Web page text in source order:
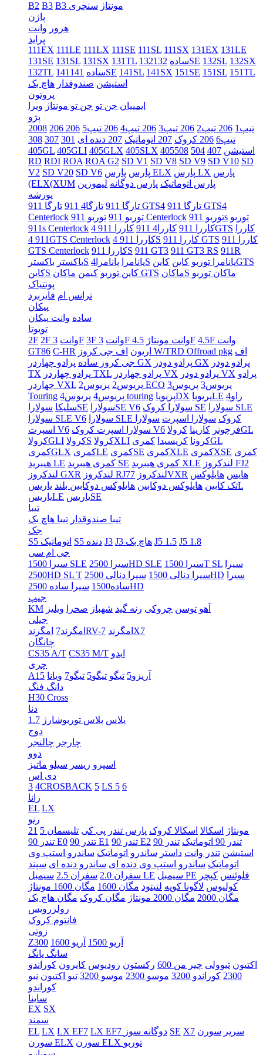
B2 B3 B3 مونتاژ سنچری
پاژن
هرور وانت
پراید
111EX 111LE 111LX 111SE 111SL 111SX 131EX 131LE
131SE 131SL 131SX 131TL 132ساده132SE 132SL 132SX
132TL
141ساده141SE 141SL 141SX 151SE 151SL 151TL
استیشن صندوقدار هاچ بک
پروتون
ایمپیان جن تو جن تو مونتاژ ویرا
پژو
2008
206 تیپ1 206 تیپ2 206 تیپ3 206 تیپ4 206 تیپ5
206
تیپ6
206 کروک 207 اتوماتیک 207 دنده ای 301
307
308
405GL 405GLI 405GLX 405SLX 405استیشن 407
504
508
RD RDI ROA ROA G2 SD V1 SD V8 SD V9 SD V10 SD
V2 SD V20 SD V6 پارس پارس ELX پارس LX پارس
(ELX(XUM
پارس اتوماتیک پارس دوگانه لیموزین
پورشه
تارگا 911
تارگا4 911 تارگا 911 GTS4 تارگا 911 GTS4
Centerlock
توربو 911 توربو 911 Centerlock توربو 911s توربو
911s Centerlock
کاررا 911 کاررا4 911 کاررا 911 4GTS
کاررا
911 4GTS Centerlock
کاررا 911 4S کاررا 911 GTS کاررا 911
GTS Centerlock
کاررا 911S 911 GT3 911 GT3 RS 911R
باکسترباکسترS پانامراپانامرا4S پانامرا توربو کاین
کاینGTS
کاینS
کاین توربو کیمن ماکان GTS ماکانS ماکان توربو
پونتیاک
ترانس ام فایربرد
پیکان
ساده وانت پیکان
تویوتا
2F
2F وانت3F 3F وانت 3F وانت مونتاژ4.5F
4.5F وانت
GT86 C-HR اریون اف جی کروز W/TRD Offroad pkg اف
جی کروز ساده پرادو چهاردر GX پرادو دودر GX پرادو دودر
TX
پرادو چهاردر TXL پرادو چهاردر VX پرادو دودر VX پرادو
چهاردر VXL
پریوس2 پریوس2 ECO پریوس3
پریوس3
Touring
پریوس4 پریوس4 touring پریویاDX پریویاLE
راو4
سلیکاسولاراSE سولاراSE V6 سولارا کروک SE
سولارا SLE
سولارا SLE V6
سولارا SLE کروک سولارا اسپرت سولارا
اسپرت V6
سولارا اسپرت کروک V6 فرچونر کارینا
کرولاGL
کرولاGLI
کرولاS کرولاXLI کرونا کریسیدا
کمریGL
کمریGLX
کمریLE کمریSE کمریXLE کمریXSE کمری
هیبرید LE
کمری هیبرید SE کمری هیبرید XLE
لندکروز FJ2
لندکروز GXR
لندکروز RJ77 لندکروزVXR هایس هایلوکس
تک کابین هایلوکس دوکابین هایلوکس دوکابین بلند
یاریسL
یاریسLE
یاریسSE
تیبا
تیبا صندوقدار تیبا هاچ بک
جک
S5 اتوماتیک
S5 دنده J3 J3 هاچ بک J5 1.5 J5 1.8
جی ام سی
سیرا 1500 SLE
سیرا 2500HD SLE سیرا 1500T SL
سیرا
2500HD SL T
سیرا دنالی 1500سیرا دنالی 2500HD
سیرا
ساده1500سیرا ساده 2500HD
جیپ
KM
آهو توسن چروکی رنه گید شهباز صحرا
ویلیز
جیلی
امگرند7 امگرندRV-7
امگرندX7
چانگان
CS35 A/T CS35 M/T ایدو
چری
A15
آریزو5 تیگو تیگو5 تیگو7
ویانا
دانگ فنگ
H30 Cross
دنا
پلاس پلاس توربوشارژ 1.7
دوج
چارجر چالنجر
دوو
اسپرو ریسر سیلو ماتیز
دی اس
3 4CROSBACK 5 LS 5 6
رانا
EL LX
رنو
21
5 مونتاژ اسکالا اسکالا کروک پارس تندر پی کی تلیسمان
تندر 90 E0
تندر 90 E1 تندر 90 E2 تندر 90 اتوماتیک
تندر 90
استیشن تندر وانت داستر ساندرو اتوماتیک ساندرو استپ وی
اتوماتیک ساندرو استپ وی دنده ای ساندرو دنده ای سپند
سفران 2.0
سفران 2.5 سیمبل LE سیمبل PE فلوئنس کپچر
کولیوس لاگونا کوپه لتیتود مگان 1600
مگان 1600 مونتاژ
مگان 2000
مگان 2000 مونتاژ مگان کروک مگان هاچ بک
رولزرویس
فانتوم کروک
زوتی
Z300
آریو 1500
آریو 1600
سانگ یانگ
اکتیون تیوولی چیر من 600 رکستون رودیوس کایرون کوراندو
2300 کوراندو 3200 موسو 2300 موسو 3200 تیو اکتیون نیو
کوراندو
ساینا
EX SX
سمند
EL LX LX EF7 LX EF7 دوگانه سوز SE X7 سریر سورن
سورن ELX
سورن ELX توربو